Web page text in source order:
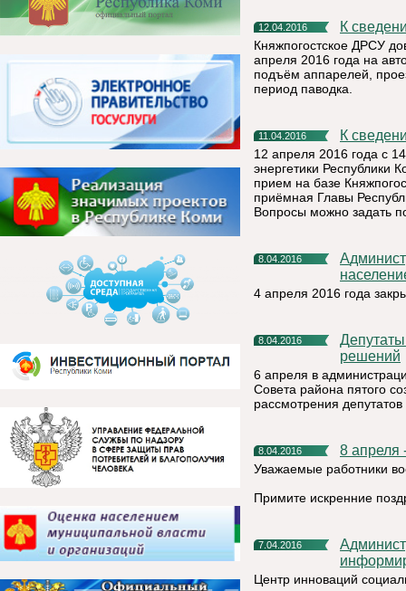
12.04.2016 К
Княжпогостское ДРСУ
апреля 2016 года на
подъём аппарелей,
период паводка.
11.04.2016 К
12 апреля 2016 года с
энергетики Республики
прием на базе
приёмная Главы
Вопросы можно задать
8.04.2016
Администрация МР «Княжпогостский» информирует
4 апреля 2016 года
8.04.2016
Депутаты заслушали отчеты и приняли ряд важных
решений
6 апреля в
Совета района пятого
рассмотрения
8.04.2016 8
Уважаемые работники
Примите искренние
7.04.2016
Администрация муниципального района «Княжпогостский»
Центр инноваций